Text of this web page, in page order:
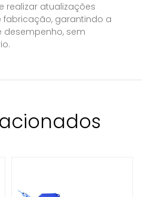
realizar atualizações
garantindo a
sem